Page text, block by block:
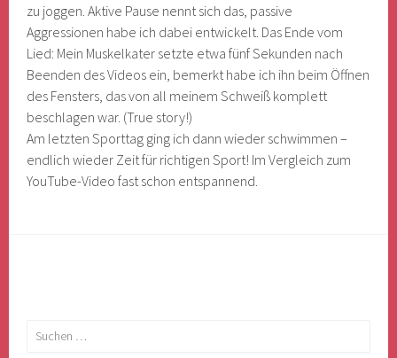
zu joggen. Aktive Pause nennt sich das, passive
Aggressionen habe ich dabei entwickelt. Das Ende vom
Lied: Mein Muskelkater setzte etwa fünf Sekunden nach
Beenden des Videos ein, bemerkt habe ich ihn beim Öffnen
des Fensters, das von all meinem Schweiß komplett
beschlagen war. (True story!)
Am letzten Sporttag ging ich dann wieder schwimmen –
endlich wieder Zeit für richtigen Sport! Im Vergleich zum
YouTube-Video fast schon entspannend.
Suchen